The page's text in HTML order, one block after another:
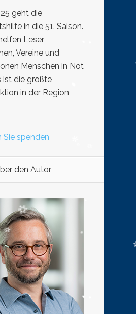
geht die
in die 51. Saison.
Leser,
Vereine und
Menschen in Not
ist die größte
in der Region
Sie spenden
den Autor